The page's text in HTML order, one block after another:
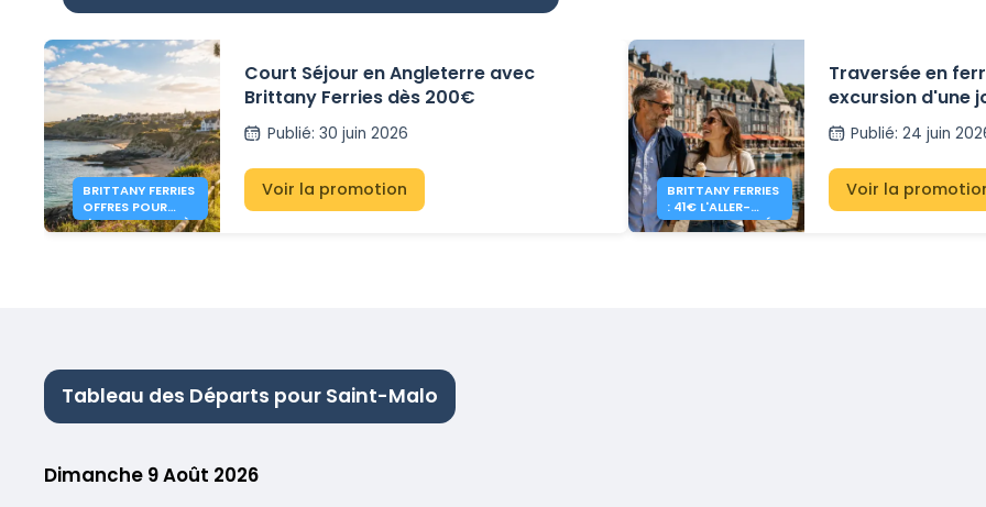
BRITTANY FERRIES
OFFRES POUR
L'ANGLETERRE DÈS
Court Séjour en Angleterre avec
Brittany Ferries dès 200€
Publié: 30 juin 2026
Voir la promotion
BRITTANY FERRIES
: 41€ L'ALLER-
RETOUR JOURNÉE
Traversée en
excursion d'une
avec Brittany
Publié:24 juin
Voir la
Tableau des Départs pour Saint-Malo
Dimanche 9 Août 2026